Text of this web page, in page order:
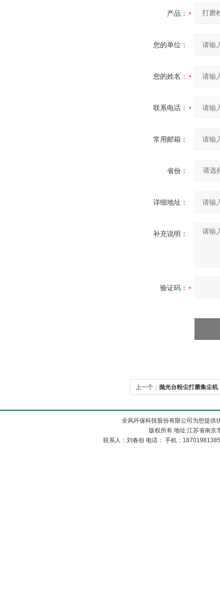
产品：
您的单位：
您的姓名：
联系电话：
常用邮箱：
省份：
详细地址：
补充说明：
验证码：
上一个： 抛光台粉尘打磨集尘机
全风环保科技股份有限公司为您提供
版权所有 地址:江苏省南
联系人：刘春创 电话： 手机：